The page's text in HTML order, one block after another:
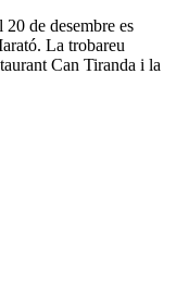
de desembre es
La trobareu
Can Tiranda i la